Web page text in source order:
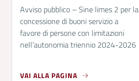
Avviso pubblico – Sine limes 2 per la
concessione di buoni servizio a
favore di persone con limitazioni
nell’autonomia triennio 2024-2026
VAI ALLA PAGINA